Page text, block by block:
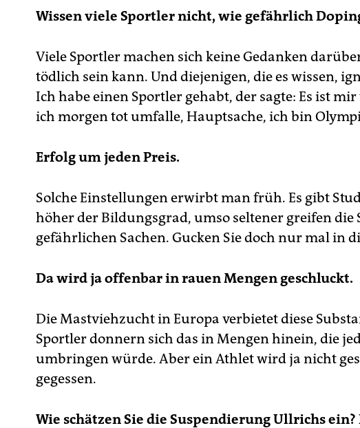
Wissen viele Sportler nicht, wie gefährlich
Viele Sportler machen sich keine Gedanken
tödlich sein kann. Und diejenigen, die es wissen,
Ich habe einen Sportler gehabt, der sagte: Es ist
ich morgen tot umfalle, Hauptsache, ich bin
Erfolg um jeden Preis.
Solche Einstellungen erwirbt man früh. Es gibt
höher der Bildungsgrad, umso seltener greifen die
gefährlichen Sachen. Gucken Sie doch nur mal in
Da wird ja offenbar in rauen Mengen geschluckt.
Die Mastviehzucht in Europa verbietet diese
Sportler donnern sich das in Mengen hinein, die
umbringen würde. Aber ein Athlet wird ja nicht
gegessen.
Wie schätzen Sie die Suspendierung Ullrichs